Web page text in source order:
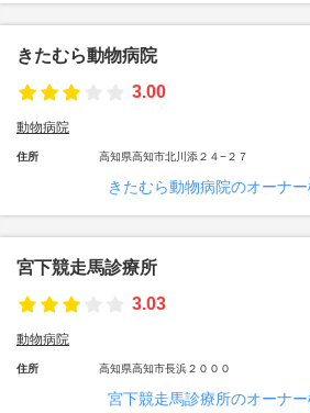
きたむら動物病院
3.00
動物病院
住所 高知県高知市北川添２４−２７
きたむら動物病院のオーナ
宮下競走馬診療所
3.03
動物病院
住所 高知県高知市長浜２０００
宮下競走馬診療所のオーナー